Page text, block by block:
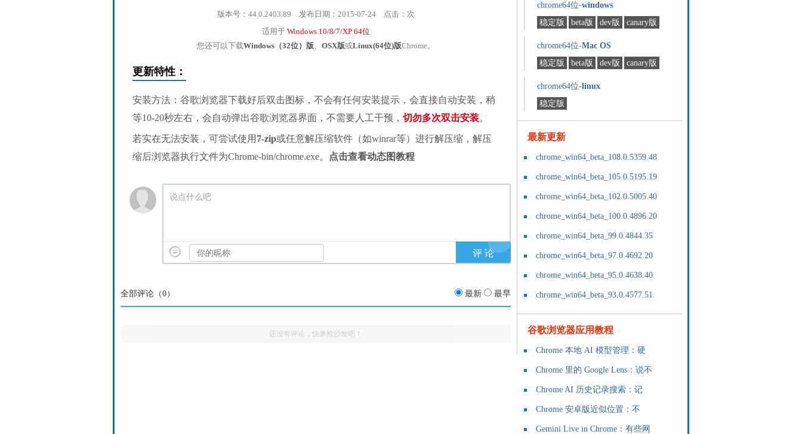
版本号：44.0.2403.89 发布日期：2015-07-24 点击： 次
适用于 Windows 10/8/7/XP 64位
您还可以下载Windows（32位）版、 OSX版或Linux(64位)版Chrome。
更新特性：
安装方法：谷歌浏览器下载好后双击图标，不会有任何安装提示，会直接自动安装，稍
等10-20秒左右，会自动弹出谷歌浏览器界面，不需要人工干预， 切勿多次双击安装。
若实在无法安装，可尝试使用 7-zip或任意解压缩软件（如winrar等）进行解压缩，解压
缩后浏览器执行文件为Chrome-bin/chrome.exe。
点击查看动态图教程
说点什么吧
全部评论（0） 最新 最早
还没有评论，快来抢沙发吧！
chrome64位-windows
稳定版
beta版 dev版 canary版
chrome64位-Mac OS
稳定版
beta版 dev版 canary版
chrome64位-linux
稳定版
最新更新
chrome_win64_beta_108.0.5359.48
chrome_win64_beta_105.0.5195.19
chrome_win64_beta_102.0.5005.40
chrome_win64_beta_100.0.4896.20
chrome_win64_beta_99.0.4844.35
chrome_win64_beta_97.0.4692.20
chrome_win64_beta_95.0.4638.40
chrome_win64_beta_93.0.4577.51
谷歌浏览器应用教程
Chrome 本地 AI 模型管理：硬
Chrome 里的 Google Lens：说不
Chrome AI 历史记录搜索：记
Chrome 安卓版近似位置：不
Gemini Live in Chrome：有些网